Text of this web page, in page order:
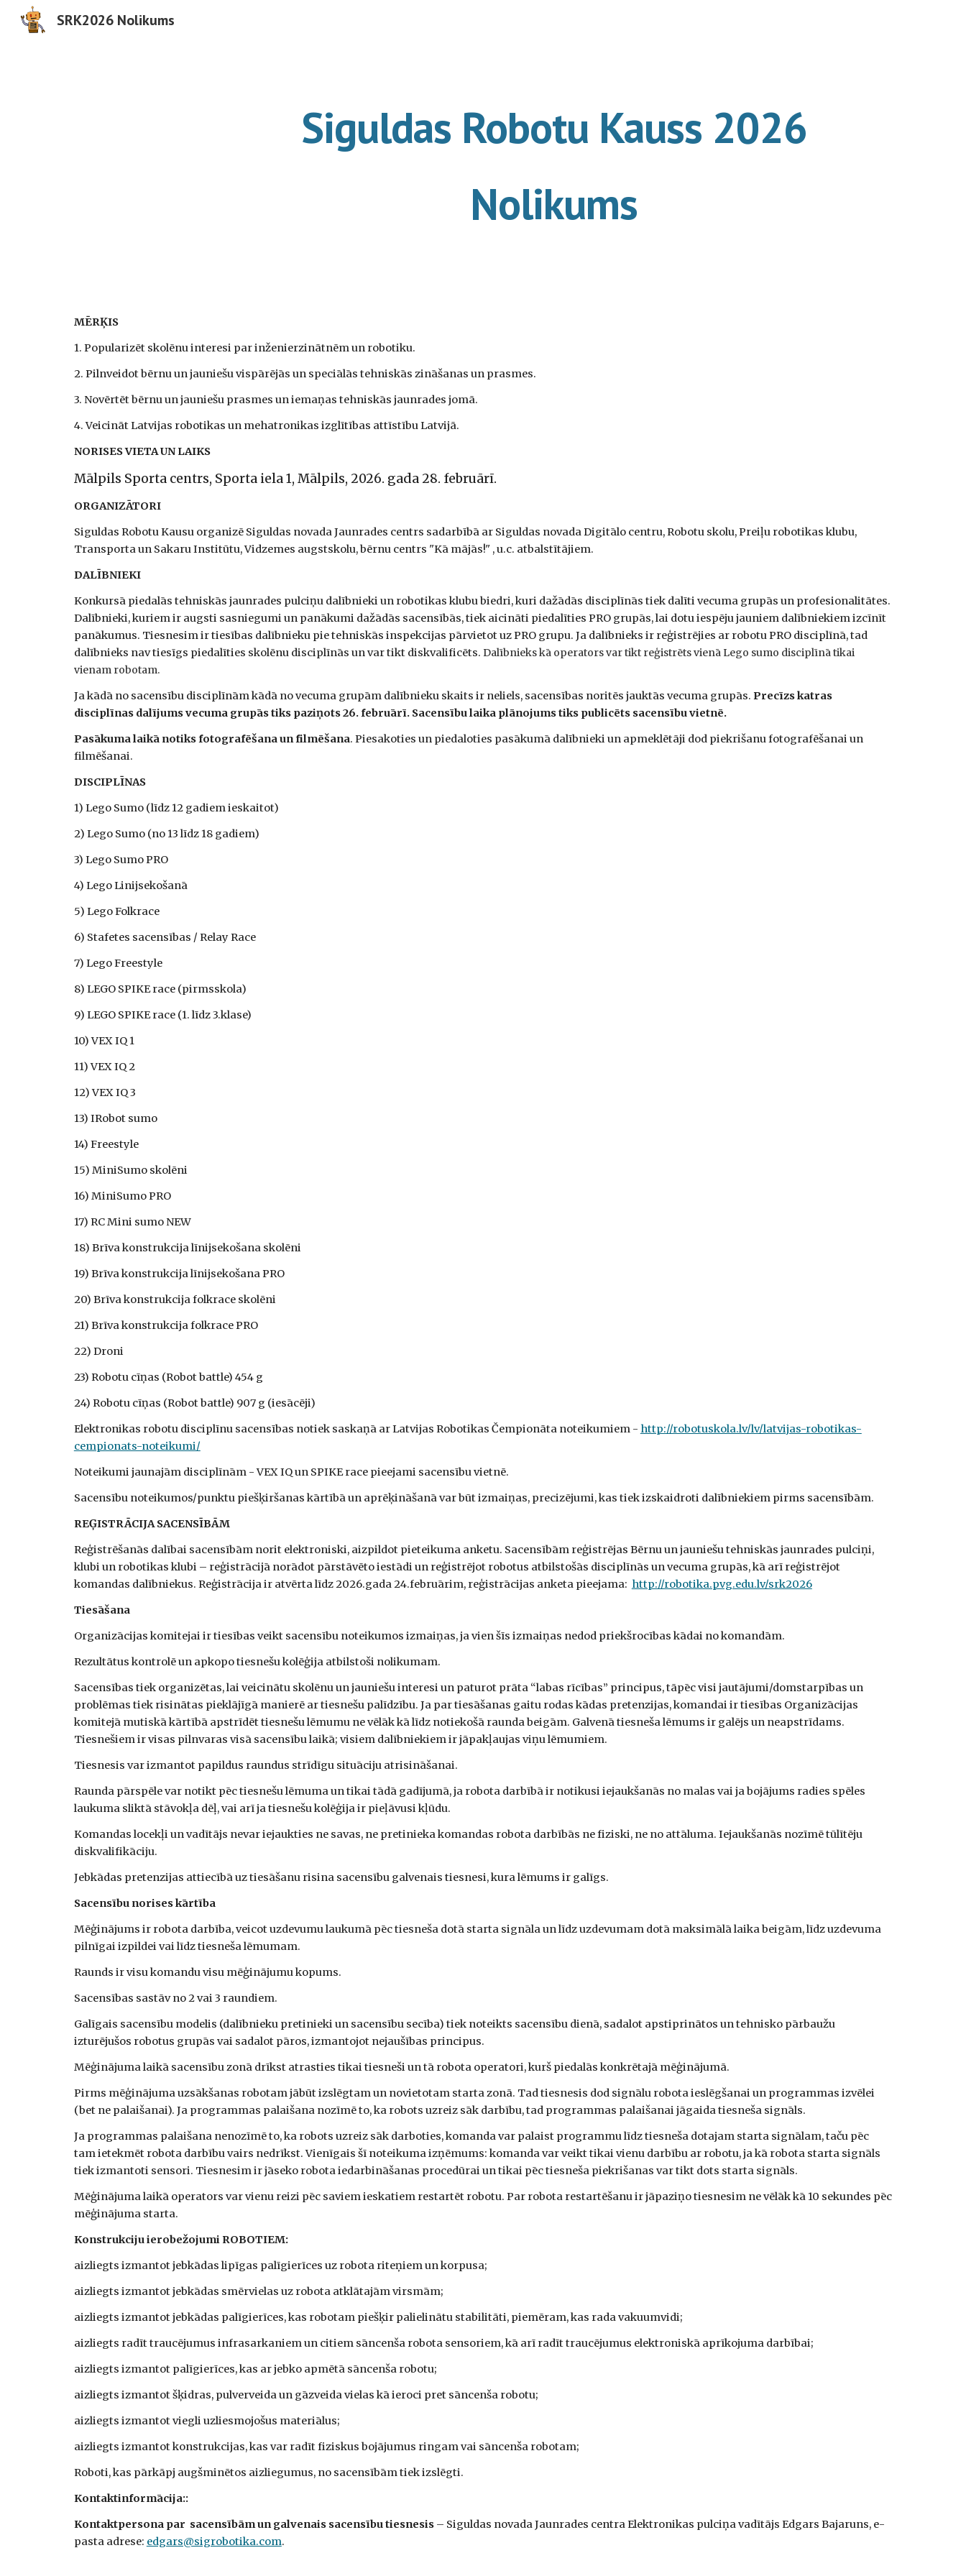
SRK2026 Nolikums
Siguldas Robotu Kauss 2026
Nolikums
MĒRĶIS
1. Popularizēt skolēnu interesi par inženierzinātnēm un robotiku.
2. Pilnveidot bērnu un jauniešu vispārējās un speciālās tehniskās zināšanas un prasmes.
3. Novērtēt bērnu un jauniešu prasmes un iemaņas tehniskās jaunrades jomā.
4. Veicināt Latvijas robotikas un mehatronikas izglītības attīstību Latvijā.
NORISES VIETA UN LAIKS
Mālpils Sporta centrs, Sporta iela 1, Mālpils, 2026. gada 28. februārī.
ORGANIZĀTORI
Siguldas Robotu Kausu organizē Siguldas novada Jaunrades centrs sadarbībā ar Siguldas novada Digitālo centru, Robotu skolu, Preiļu robotikas klubu,
Transporta un Sakaru Institūtu, Vidzemes augstskolu, bērnu centrs "Kā mājās!" , u.c. atbalstītājiem.
DALĪBNIEKI
Konkursā piedalās tehniskās jaunrades pulciņu dalībnieki un robotikas klubu biedri, kuri dažādās disciplīnās tiek dalīti vecuma grupās un profesionalitātes.
Dalībnieki, kuriem ir augsti sasniegumi un panākumi dažādās sacensībās, tiek aicināti piedalīties PRO grupās, lai dotu iespēju jauniem dalībniekiem izcīnīt
panākumus. Tiesnesim ir tiesības dalībnieku pie tehniskās inspekcijas pārvietot uz PRO grupu. Ja dalībnieks ir reģistrējies ar robotu PRO disciplīnā, tad
dalībnieks nav tiesīgs piedalīties skolēnu disciplīnās un var tikt diskvalificēts. Dalībnieks kā operators var tikt reģistrēts vienā Lego sumo disciplīnā tikai
vienam robotam.
Ja kādā no sacensību disciplīnām kādā no vecuma grupām dalībnieku skaits ir neliels, sacensības noritēs jauktās vecuma grupās. Precīzs katras
disciplīnas dalījums vecuma grupās tiks paziņots 26. februārī. Sacensību laika plānojums tiks publicēts sacensību vietnē.
Pasākuma laikā notiks fotografēšana un filmēšana. Piesakoties un piedaloties pasākumā dalībnieki un apmeklētāji dod piekrišanu fotografēšanai un
filmēšanai.
DISCIPLĪNAS
1) Lego Sumo (līdz 12 gadiem ieskaitot)
2) Lego Sumo (no 13 līdz 18 gadiem)
3) Lego Sumo PRO
4) Lego Linijsekošanā
5) Lego Folkrace
6) Stafetes sacensības / Relay Race
7) Lego Freestyle
8) LEGO SPIKE race (pirmsskola)
9) LEGO SPIKE race (1. līdz 3.klase)
10) VEX IQ 1
11) VEX IQ 2
12) VEX IQ 3
13) IRobot sumo
14) Freestyle
15) MiniSumo skolēni
16) MiniSumo PRO
17) RC Mini sumo NEW
18) Brīva konstrukcija līnijsekošana skolēni
19) Brīva konstrukcija līnijsekošana PRO
20) Brīva konstrukcija folkrace skolēni
21) Brīva konstrukcija folkrace PRO
22) Droni
23) Robotu cīņas (Robot battle) 454 g
24) Robotu cīņas (Robot battle) 907 g (iesācēji)
Elektronikas robotu disciplīnu sacensības notiek saskaņā ar Latvijas Robotikas Čempionāta noteikumiem - http://robotuskola.lv/lv/latvijas-robotikas-
cempionats-noteikumi/
Noteikumi jaunajām disciplīnām - VEX IQ un SPIKE race pieejami sacensību vietnē.
Sacensību noteikumos/punktu piešķiršanas kārtībā un aprēķināšanā var būt izmaiņas, precizējumi, kas tiek izskaidroti dalībniekiem pirms sacensībām.
REĢISTRĀCIJA SACENSĪBĀM
Reģistrēšanās dalībai sacensībām norit elektroniski, aizpildot pieteikuma anketu. Sacensībām reģistrējas Bērnu un jauniešu tehniskās jaunrades pulciņi,
klubi un robotikas klubi – reģistrācijā norādot pārstāvēto iestādi un reģistrējot robotus atbilstošās disciplīnās un vecuma grupās, kā arī reģistrējot
komandas dalībniekus. Reģistrācija ir atvērta līdz 2026.gada 24.februārim, reģistrācijas anketa pieejama: http://robotika.pvg.edu.lv/srk2026
Tiesāšana
Organizācijas komitejai ir tiesības veikt sacensību noteikumos izmaiņas, ja vien šīs izmaiņas nedod priekšrocības kādai no komandām.
Rezultātus kontrolē un apkopo tiesnešu kolēģija atbilstoši nolikumam.
Sacensības tiek organizētas, lai veicinātu skolēnu un jauniešu interesi un paturot prāta “labas rīcības” principus, tāpēc visi jautājumi/domstarpības un
problēmas tiek risinātas pieklājīgā manierē ar tiesnešu palīdzību. Ja par tiesāšanas gaitu rodas kādas pretenzijas, komandai ir tiesības Organizācijas
komitejā mutiskā kārtībā apstrīdēt tiesnešu lēmumu ne vēlāk kā līdz notiekošā raunda beigām. Galvenā tiesneša lēmums ir galējs un neapstrīdams.
Tiesnešiem ir visas pilnvaras visā sacensību laikā; visiem dalībniekiem ir jāpakļaujas viņu lēmumiem.
Tiesnesis var izmantot papildus raundus strīdīgu situāciju atrisināšanai.
Raunda pārspēle var notikt pēc tiesnešu lēmuma un tikai tādā gadījumā, ja robota darbībā ir notikusi iejaukšanās no malas vai ja bojājums radies spēles
laukuma sliktā stāvokļa dēļ, vai arī ja tiesnešu kolēģija ir pieļāvusi kļūdu.
Komandas locekļi un vadītājs nevar iejaukties ne savas, ne pretinieka komandas robota darbībās ne fiziski, ne no attāluma. Iejaukšanās nozīmē tūlītēju
diskvalifikāciju.
Jebkādas pretenzijas attiecībā uz tiesāšanu risina sacensību galvenais tiesnesi, kura lēmums ir galīgs.
Sacensību norises kārtība
Mēģinājums ir robota darbība, veicot uzdevumu laukumā pēc tiesneša dotā starta signāla un līdz uzdevumam dotā maksimālā laika beigām, līdz uzdevuma
pilnīgai izpildei vai līdz tiesneša lēmumam.
Raunds ir visu komandu visu mēģinājumu kopums.
Sacensības sastāv no 2 vai 3 raundiem.
Galīgais sacensību modelis (dalībnieku pretinieki un sacensību secība) tiek noteikts sacensību dienā, sadalot apstiprinātos un tehnisko pārbaužu
izturējušos robotus grupās vai sadalot pāros, izmantojot nejaušības principus.
Mēģinājuma laikā sacensību zonā drīkst atrasties tikai tiesneši un tā robota operatori, kurš piedalās konkrētajā mēģinājumā.
Pirms mēģinājuma uzsākšanas robotam jābūt izslēgtam un novietotam starta zonā. Tad tiesnesis dod signālu robota ieslēgšanai un programmas izvēlei
(bet ne palaišanai). Ja programmas palaišana nozīmē to, ka robots uzreiz sāk darbību, tad programmas palaišanai jāgaida tiesneša signāls.
Ja programmas palaišana nenozīmē to, ka robots uzreiz sāk darboties, komanda var palaist programmu līdz tiesneša dotajam starta signālam, taču pēc
tam ietekmēt robota darbību vairs nedrīkst. Vienīgais šī noteikuma izņēmums: komanda var veikt tikai vienu darbību ar robotu, ja kā robota starta signāls
tiek izmantoti sensori. Tiesnesim ir jāseko robota iedarbināšanas procedūrai un tikai pēc tiesneša piekrišanas var tikt dots starta signāls.
Mēģinājuma laikā operators var vienu reizi pēc saviem ieskatiem restartēt robotu. Par robota restartēšanu ir jāpaziņo tiesnesim ne vēlāk kā 10 sekundes pēc
mēģinājuma starta.
Konstrukciju ierobežojumi ROBOTIEM:
aizliegts izmantot jebkādas lipīgas palīgierīces uz robota riteņiem un korpusa;
aizliegts izmantot jebkādas smērvielas uz robota atklātajām virsmām;
aizliegts izmantot jebkādas palīgierīces, kas robotam piešķir palielinātu stabilitāti, piemēram, kas rada vakuumvidi;
aizliegts radīt traucējumus infrasarkaniem un citiem sāncenša robota sensoriem, kā arī radīt traucējumus elektroniskā aprīkojuma darbībai;
aizliegts izmantot palīgierīces, kas ar jebko apmētā sāncenša robotu;
aizliegts izmantot šķidras, pulverveida un gāzveida vielas kā ieroci pret sāncenša robotu;
aizliegts izmantot viegli uzliesmojošus materiālus;
aizliegts izmantot konstrukcijas, kas var radīt fiziskus bojājumus ringam vai sāncenša robotam;
Roboti, kas pārkāpj augšminētos aizliegumus, no sacensībām tiek izslēgti.
Kontaktinformācija::
Kontaktpersona par sacensībām un galvenais sacensību tiesnesis– Siguldas novada Jaunrades centra Elektronikas pulciņa vadītājs Edgars Bajaruns, e-
pasta adrese: edgars@sigrobotika.com.